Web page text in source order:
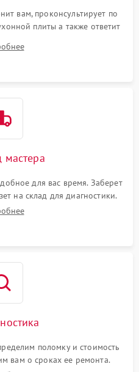
вам, проконсультирует по
плиты а также ответит
мастера
для вас время. Заберет
на склад для диагностики.
поломку и стоимость
вам о сроках ее ремонта.